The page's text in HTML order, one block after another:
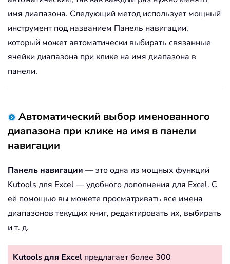
имя диапазона. Следующий метод использует мощный
инструмент под названием Панель навигации,
который может автоматически выбирать связанные
ячейки диапазона при клике на имя диапазона в
панели.
Автоматический выбор именованного
диапазона при клике на имя в панели
навигации
Панель навигации — это одна из мощных функций
Kutools для Excel — удобного дополнения для Excel. С
её помощью вы можете просматривать все имена
диапазонов текущих книг, редактировать их, выбирать
и т. д.
Kutools для Excel предлагает более 300